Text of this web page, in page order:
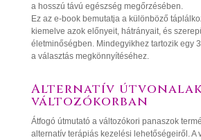
a hosszú távú egészség megőrzésében.
Ez az e-book bemutatja a különböző
kiemelve azok előnyeit, hátrányait, és
életminőségben. Mindegyikhez tartozik egy
a választás megkönnyítéséhez.
Alternatív
változókorban
Átfogó útmutató a változókori panaszok
alternatív terápiás kezelési lehetőségeiről. A